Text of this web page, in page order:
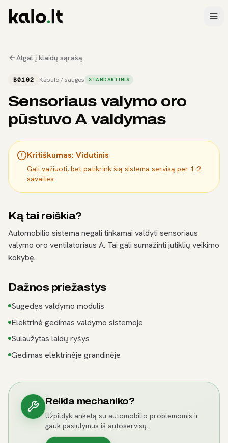
Atgal į klaidų sąrašą
B0102 Kėbulo / saugos STANDARTINIS
Sensoriaus valymo oro
pūstuvo A valdymas
Kritiškumas: Vidutinis
Gali važiuoti, bet patikrink šią sistema servisą per 1-2
savaites.
Ką tai reiškia?
Automobilio sistema negali tinkamai valdyti sensoriaus
valymo oro ventilatoriaus A. Tai gali sumažinti jutiklių veikimo
kokybę.
Dažnos priežastys
Sugedęs valdymo modulis
Elektrinė gedimas valdymo sistemoje
Sulaužytas laidų ryšys
Gedimas elektrinėje grandinėje
Reikia mechaniko?
Užpildyk anketą su automobilio problemomis ir
gauk pasiūlymus iš autoservisų.